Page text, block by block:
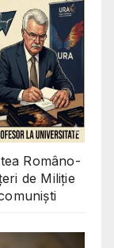
Româno-
de Miliție